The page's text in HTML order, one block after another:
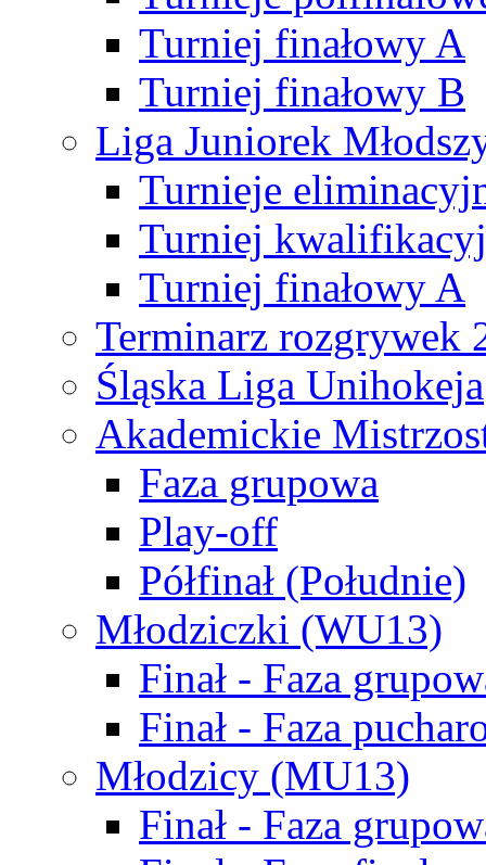
Turniej finałowy A
Turniej finałowy B
Liga Juniorek
Turnieje
Turniej
Turniej finałowy A
Terminarz rozgrywek
Śląska Liga Unihokeja
Akademickie
Faza grupowa
Play-off
Półfinał (Południe)
Młodziczki (WU13)
Finał - Faza
Finał - Faza
Młodzicy (MU13)
Finał - Faza